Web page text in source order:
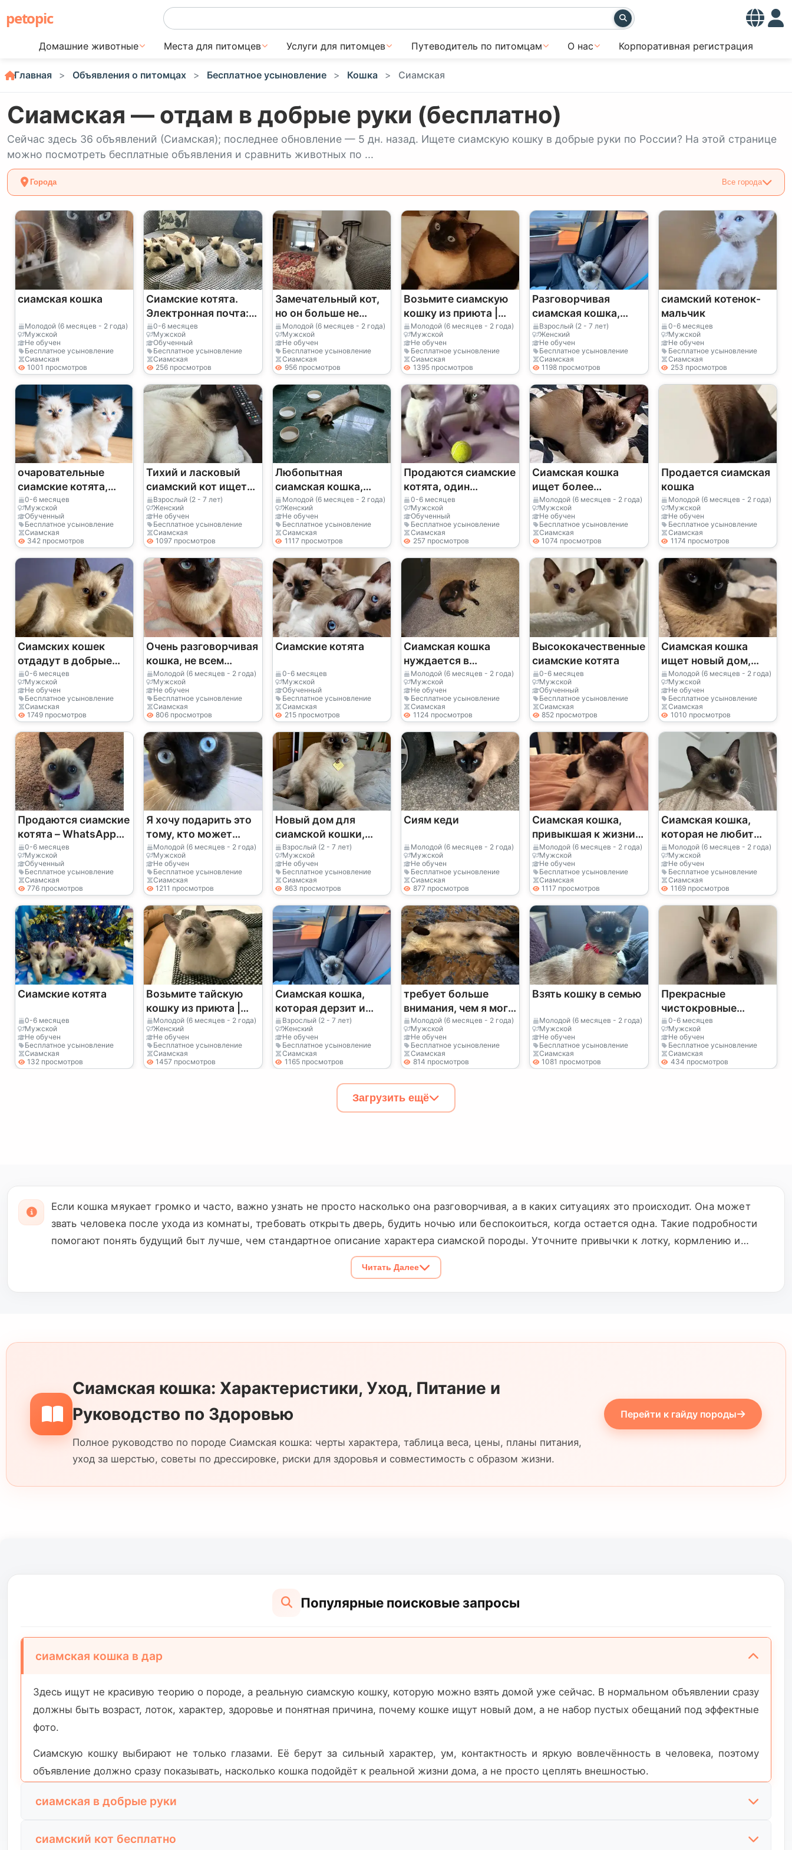
petopic
Домашние животные Места для питомцев Услуги для питомцев Путеводитель по питомцам О нас Корпоративная регистрация
Главная Объявления о питомцах Бесплатное усыновление Кошка Сиамская
Сиамская — отдам в добрые руки (бесплатно)
Сейчас здесь 36 объявлений (Сиамская); последнее обновление — 5 дн. назад. Ищете сиамскую кошку в добрые руки по России? На этой странице
можно посмотреть бесплатные объявления и сравнить животных по ...
Города Все города
сиамская кошка
Молодой (6 месяцев - 2 года)
Мужской
Не обучен
Бесплатное усыновление
Сиамская
1001 просмотров
Сиамские котята.
Электронная почта:
(jessicabaynton2@g
mail.com)
0-6 месяцев
Мужской
Обученный
Бесплатное усыновление
Сиамская
256 просмотров
Замечательный кот,
но он больше не
вписывается в мой
распорядок дня.
Молодой (6 месяцев - 2 года)
Мужской
Не обучен
Бесплатное усыновление
Сиамская
956 просмотров
Возьмите сиамскую
кошку из приюта |
Умная и ласковая
Молодой (6 месяцев - 2 года)
Мужской
Не обучен
Бесплатное усыновление
Сиамская
1395 просмотров
Разговорчивая
сиамская кошка,
выросшая в тихой
квартире.
Взрослый (2 - 7 лет)
Женский
Не обучен
Бесплатное усыновление
Сиамская
1198 просмотров
сиамский котенок-
мальчик
0-6 месяцев
Мужской
Не обучен
Бесплатное усыновление
Сиамская
253 просмотров
очаровательные
сиамские котята,
мальчики и девочки
0-6 месяцев
Мужской
Обученный
Бесплатное усыновление
Сиамская
342 просмотров
Тихий и ласковый
сиамский кот ищет
новый дом.
Взрослый (2 - 7 лет)
Женский
Не обучен
Бесплатное усыновление
Сиамская
1097 просмотров
Любопытная
сиамская кошка,
которая всегда хочет
все рассмотреть.
Молодой (6 месяцев - 2 года)
Женский
Не обучен
Бесплатное усыновление
Сиамская
1117 просмотров
Продаются сиамские
котята, один
мальчик, одна
девочка.
0-6 месяцев
Мужской
Обученный
Бесплатное усыновление
Сиамская
257 просмотров
Сиамская кошка
ищет более
спокойный дом.
Молодой (6 месяцев - 2 года)
Мужской
Не обучен
Бесплатное усыновление
Сиамская
1074 просмотров
Продается сиамская
кошка
Молодой (6 месяцев - 2 года)
Мужской
Не обучен
Бесплатное усыновление
Сиамская
1174 просмотров
Сиамских кошек
отдадут в добрые
руки.
0-6 месяцев
Мужской
Не обучен
Бесплатное усыновление
Сиамская
1749 просмотров
Очень разговорчивая
кошка, не всем
подойдет.
Молодой (6 месяцев - 2 года)
Мужской
Не обучен
Бесплатное усыновление
Сиамская
806 просмотров
Сиамские котята
0-6 месяцев
Мужской
Обученный
Бесплатное усыновление
Сиамская
215 просмотров
Сиамская кошка
нуждается в
компании.
Молодой (6 месяцев - 2 года)
Мужской
Не обучен
Бесплатное усыновление
Сиамская
1124 просмотров
Высококачественные
сиамские котята
0-6 месяцев
Мужской
Обученный
Бесплатное усыновление
Сиамская
852 просмотров
Сиамская кошка
ищет новый дом,
немного
разговорчива.
Молодой (6 месяцев - 2 года)
Мужской
Не обучен
Бесплатное усыновление
Сиамская
1010 просмотров
Продаются сиамские
котята – WhatsApp
+33773117748
0-6 месяцев
Мужской
Обученный
Бесплатное усыновление
Сиамская
776 просмотров
Я хочу подарить это
тому, кто может
быть заинтересован.
Молодой (6 месяцев - 2 года)
Мужской
Не обучен
Бесплатное усыновление
Сиамская
1211 просмотров
Новый дом для
сиамской кошки,
выращенной в
домашних условиях.
Взрослый (2 - 7 лет)
Мужской
Не обучен
Бесплатное усыновление
Сиамская
863 просмотров
Сиям кеди
Молодой (6 месяцев - 2 года)
Мужской
Не обучен
Бесплатное усыновление
Сиамская
877 просмотров
Сиамская кошка,
привыкшая к жизни в
квартире.
Молодой (6 месяцев - 2 года)
Мужской
Не обучен
Бесплатное усыновление
Сиамская
1117 просмотров
Сиамская кошка,
которая не любит
долго оставаться
одна.
Молодой (6 месяцев - 2 года)
Мужской
Не обучен
Бесплатное усыновление
Сиамская
1169 просмотров
Сиамские котята
0-6 месяцев
Мужской
Не обучен
Бесплатное усыновление
Сиамская
132 просмотров
Возьмите тайскую
кошку из приюта |
Дружелюбная и
игривая
Молодой (6 месяцев - 2 года)
Женский
Не обучен
Бесплатное усыновление
Сиамская
1457 просмотров
Сиамская кошка,
которая дерзит и
ненавидит
оставаться в
стороне.
Взрослый (2 - 7 лет)
Женский
Не обучен
Бесплатное усыновление
Сиамская
1165 просмотров
требует больше
внимания, чем я могу
уделить.
Молодой (6 месяцев - 2 года)
Мужской
Не обучен
Бесплатное усыновление
Сиамская
814 просмотров
Взять кошку в семью
Молодой (6 месяцев - 2 года)
Мужской
Не обучен
Бесплатное усыновление
Сиамская
1081 просмотров
Прекрасные
чистокровные
сиамские котята
0-6 месяцев
Мужской
Не обучен
Бесплатное усыновление
Сиамская
434 просмотров
Загрузить ещё
Если кошка мяукает громко и часто, важно узнать не просто насколько она разговорчивая, а в каких ситуациях это происходит. Она может
звать человека после ухода из комнаты, требовать открыть дверь, будить ночью или беспокоиться, когда остается одна. Такие подробности
помогают понять будущий быт лучше, чем стандартное описание характера сиамской породы. Уточните привычки к лотку, кормлению и
переноске, отношение к детям, гостям и другим животным, а также причину пристройства. Если название породы указано только из за
голубых глаз и колор пойнтового окраса, автору стоит честно обозначить кошку как метиса или животное сиамского типа. Стерилизация,
Читать Далее
Сиамская кошка: Характеристики, Уход, Питание и
Руководство по Здоровью
Полное руководство по породе Сиамская кошка: черты характера, таблица веса, цены, планы питания,
уход за шерстью, советы по дрессировке, риски для здоровья и совместимость с образом жизни.
Перейти к гайду породы
Популярные поисковые запросы
сиамская кошка в дар
Здесь ищут не красивую теорию о породе, а реальную сиамскую кошку, которую можно взять домой уже сейчас. В нормальном объявлении сразу
должны быть возраст, лоток, характер, здоровье и понятная причина, почему кошке ищут новый дом, а не набор пустых обещаний под эффектные
фото.
Сиамскую кошку выбирают не только глазами. Её берут за сильный характер, ум, контактность и яркую вовлечённость в человека, поэтому
объявление должно сразу показывать, насколько кошка подойдёт к реальной жизни дома, а не просто цеплять внешностью.
сиамская в добрые руки
абстрактные слова про красоту, а домашние факты: как она ведёт себя в квартире, насколько привязана к людям, не боится ли нового
сиамский кот бесплатно